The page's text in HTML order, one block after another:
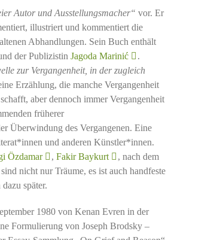
Autor und Ausstellungsmacher“ vor. Er
illustriert und kommentiert die
Abhandlungen. Sein Buch enthält
der Publizistin Jagoda Marinić
.
zur Vergangenheit, in der zugleich
Erzählung, die manche Vergangenheit
aber dennoch immer Vergangenheit
früherer
Überwindung des Vergangenen. Eine
und anderen Künstler*innen.
Özdamar , Fakir Baykurt
, nach dem
nicht nur Träume, es ist auch handfeste
später.
1980 von Kenan Evren in der
Formulierung von Joseph Brodsky –